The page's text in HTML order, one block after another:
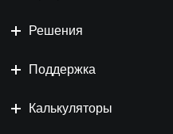
Решения
Поддержка
Калькуляторы